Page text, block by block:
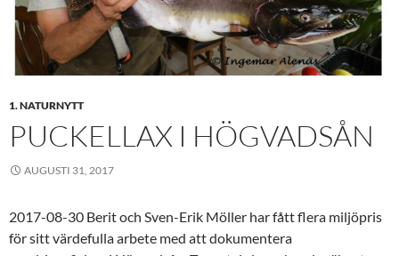
1. NATURNYTT
PUCKELLAX I HÖGVADSÅN
AUGUSTI 31, 2017
2017-08-30 Berit och Sven-Erik Möller har fått flera miljöpris
för sitt värdefulla arbete med att dokumentera